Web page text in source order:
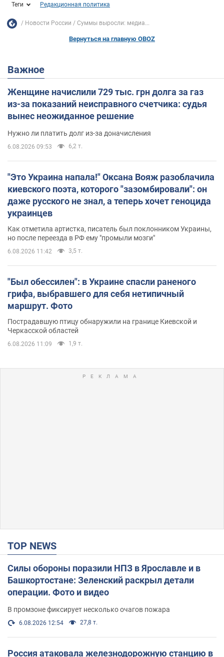
Теги Редакционная политика
Новости России Суммы выросли: медиа...
Вернуться на главную OBOZ
Важное
Женщине начислили 729 тыс. грн долга за газ
из-за показаний неисправного счетчика: судья
вынес неожиданное решение
Нужно ли платить долг из-за доначисления
6.08.2026 09:53 6,2 т.
"Это Украина напала!" Оксана Вояж разоблачила
киевского поэта, которого "зазомбировали": он
даже русского не знал, а теперь хочет геноцида
украинцев
Как отметила артистка, писатель был поклонником Украины,
но после переезда в РФ ему "промыли мозги"
6.08.2026 11:42 3,5 т.
"Был обессилен": в Украине спасли раненого
грифа, выбравшего для себя нетипичный
маршрут. Фото
Пострадавшую птицу обнаружили на границе Киевской и
Черкасской областей
6.08.2026 11:09 1,9 т.
TOP NEWS
Силы обороны поразили НПЗ в Ярославле и в
Башкортостане: Зеленский раскрыл детали
операции. Фото и видео
В промзоне фиксирует несколько очагов пожара
6.08.2026 12:54 27,8 т.
Россия атаковала железнодорожную станцию в